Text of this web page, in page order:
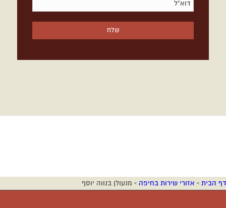
דף הבית › אזורי שירות בחיפה › מנעולן בנווה יוסף